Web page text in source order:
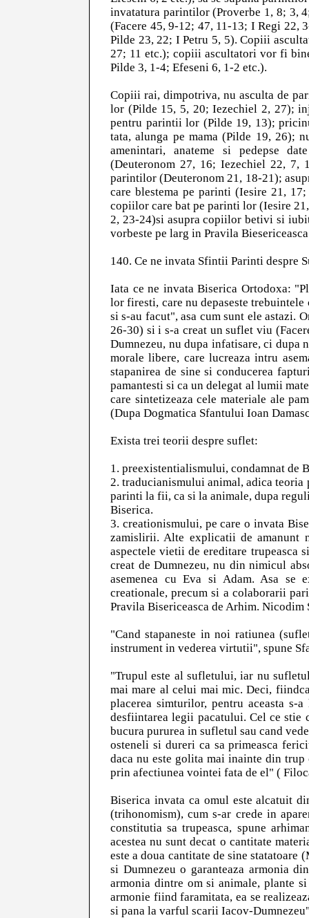
invatatura parintilor (Proverbe 1, 8; 3,
(Facere 45, 9-12; 47, 11-13; I Regi 22,
Pilde 23, 22; I Petru 5, 5). Copiii
27; 11 etc.); copiii ascultatori vor fi
Pilde 3, 1-4; Efeseni 6, 1-2 etc.).
Copiii rai, dimpotriva, nu asculta de
lor (Pilde 15, 5, 20; Iezechiel 2, 27);
pentru parintii lor (Pilde 19, 13);
tata, alunga pe mama (Pilde 19, 26);
amenintari, anateme si pedepse
(Deuteronom 27, 16; Iezechiel 22, 7,
parintilor (Deuteronom 21, 18-21);
care blestema pe parinti (Iesire 21,
copiilor care bat pe parinti lor (Iesire
2, 23-24)si asupra copiilor betivi si
vorbeste pe larg in Pravila
140. Ce ne invata Sfintii Parinti despre
Iata ce ne invata Biserica Ortodoxa:
lor firesti, care nu depaseste
si s-au facut", asa cum sunt ele astazi.
26-30) si i s-a creat un suflet viu
Dumnezeu, nu dupa infatisare, ci dupa
morale libere, care lucreaza intru
stapanirea de sine si conducerea
pamantesti si ca un delegat al lumii
care sintetizeaza cele materiale ale
(Dupa Dogmatica Sfantului Ioan
Exista trei teorii despre suflet:
1. preexistentialismului, condamnat de
2. traducianismului animal, adica
parinti la fii, ca si la animale, dupa
Biserica.
3. creationismului, pe care o invata
zamislirii. Alte explicatii de amanunt
aspectele vietii de ereditare trupeasca
creat de Dumnezeu, nu din nimicul
asemenea cu Eva si Adam. Asa se
creationale, precum si a colaborarii
Pravila Bisericeasca de Arhim. Nicodim
"Cand stapaneste in noi ratiunea
instrument in vederea virtutii", spune
"Trupul este al sufletului, iar nu
mai mare al celui mai mic. Deci,
placerea simturilor, pentru aceasta s-
desfiintarea legii pacatului. Cel ce stie
bucura pururea in sufletul sau cand
osteneli si dureri ca sa primeasca
daca nu este golita mai inainte din
prin afectiunea vointei fata de el" (
Biserica invata ca omul este alcatuit
(trihonomism), cum s-ar crede in
constitutia sa trupeasca, spune
acestea nu sunt decat o cantitate
este a doua cantitate de sine
si Dumnezeu o garanteaza armonia
armonia dintre om si animale, plante
armonie fiind faramitata, ea se
si pana la varful scarii Iacov-